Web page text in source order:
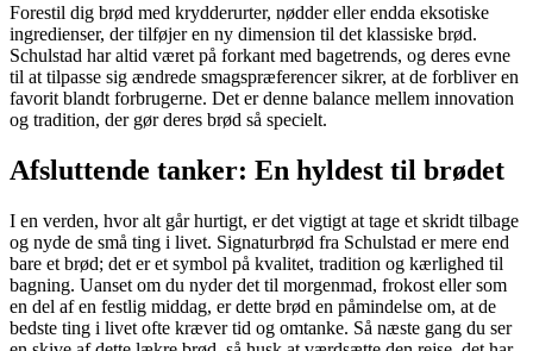
Forestil dig brød med krydderurter, nødder eller endda eksotiske
ingredienser, der tilføjer en ny dimension til det klassiske brød.
Schulstad har altid været på forkant med bagetrends, og deres evne
til at tilpasse sig ændrede smagspræferencer sikrer, at de forbliver en
favorit blandt forbrugerne. Det er denne balance mellem innovation
og tradition, der gør deres brød så specielt.
Afsluttende tanker: En hyldest til brødet
I en verden, hvor alt går hurtigt, er det vigtigt at tage et skridt tilbage
og nyde de små ting i livet. Signaturbrød fra Schulstad er mere end
bare et brød; det er et symbol på kvalitet, tradition og kærlighed til
bagning. Uanset om du nyder det til morgenmad, frokost eller som
en del af en festlig middag, er dette brød en påmindelse om, at de
bedste ting i livet ofte kræver tid og omtanke. Så næste gang du ser